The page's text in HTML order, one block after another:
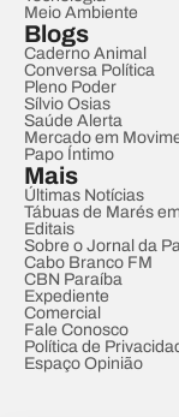
Meio Ambiente
Blogs
Caderno Animal
Conversa Política
Pleno Poder
Sílvio Osias
Saúde Alerta
Mercado em
Papo Íntimo
Mais
Últimas Notícias
Tábuas de Marés
Editais
Sobre o Jornal da
Cabo Branco FM
CBN Paraíba
Expediente
Comercial
Fale Conosco
Política de
Espaço Opinião